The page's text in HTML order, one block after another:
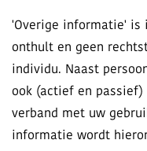
'Overige informatie'
onthult en geen
individu. Naast
ook (actief en
verband met uw
informatie wordt